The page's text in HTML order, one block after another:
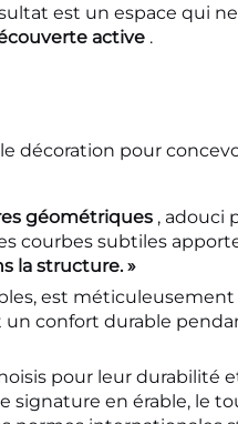
est un espace qui
active .
décoration pour
géométriques , adouci
courbes subtiles
la structure. »
est
un confort durable
pour leur durabilité
signature en érable, le